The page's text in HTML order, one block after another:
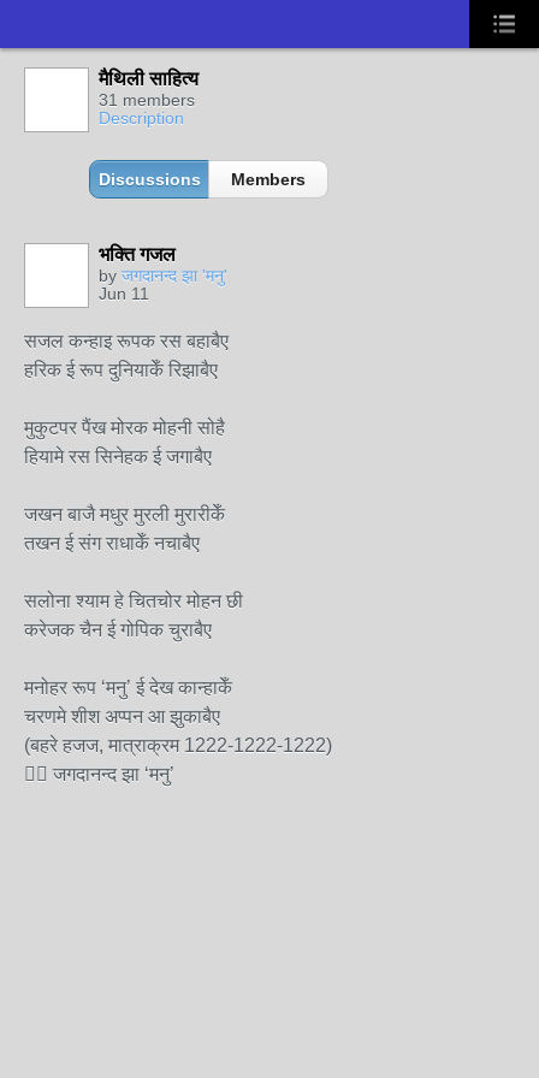
मैथिली साहित्य
31 members
Description
Discussions Members
भक्ति गजल
by जगदानन्द झा 'मनु'
Jun 11
सजल कन्हाइ रूपक रस बहाबैए
हरिक ई रूप दुनियाकेँ रिझाबैए
मुकुटपर पैंख मोरक मोहनी सोहै
हियामे रस सिनेहक ई जगाबैए
जखन बाजै मधुर मुरली मुरारीकेँ
तखन ई संग राधाकेँ नचाबैए
सलोना श्याम हे चितचोर मोहन छी
करेजक चैन ई गोपिक चुराबैए
मनोहर रूप ‘मनु’ ई देख कान्हाकेँ
चरणमे शीश अप्पन आ झुकाबैए
(बहरे हजज, मात्राक्रम 1222-1222-1222)
✍🏻 जगदानन्द झा ‘मनु’